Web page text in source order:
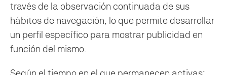
través de la observación continuada de sus
hábitos de navegación, lo que permite desarrollar
un perfil específico para mostrar publicidad en
función del mismo.